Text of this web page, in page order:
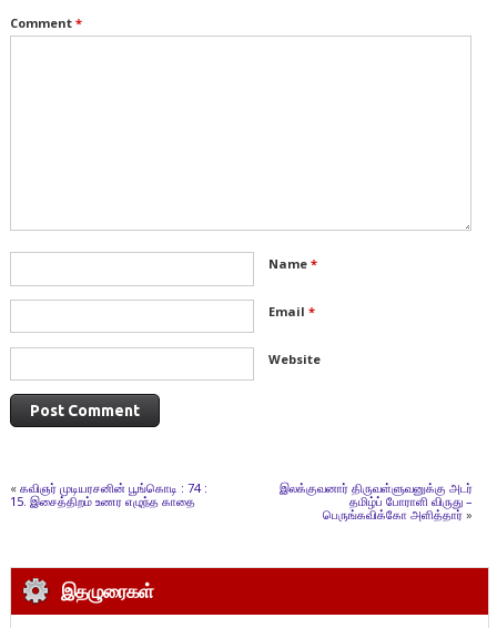
Comment *
Name *
Email *
Website
« கவிஞர் முடியரசனின் பூங்கொடி : 74 :
15. இசைத்திறம் உணர எழுந்த காதை
இலக்குவனார் திருவள்ளுவனுக்கு அடர்
தமிழ்ப் போராளி விருது –
பெருங்கவிக்கோ அளித்தார் »
இதழுரைகள்